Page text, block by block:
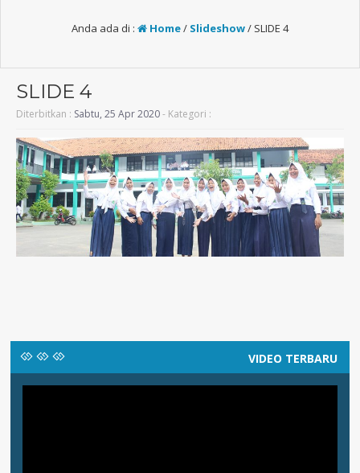
Anda ada di : Home/ Slideshow/ SLIDE 4
SLIDE 4
Diterbitkan : Sabtu, 25 Apr 2020- Kategori :
VIDEO TERBARU